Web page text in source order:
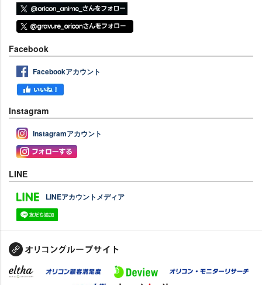
Facebook
Facebookアカウント
Instagram
Instagramアカウント
LINE
LINEアカウントメディア